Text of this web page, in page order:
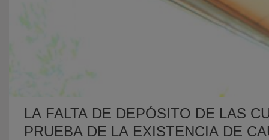
LA FALTA DE DEPÓSITO DE LAS
PRUEBA DE LA EXISTENCIA DE